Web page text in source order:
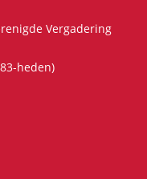
Vergadering
heden)